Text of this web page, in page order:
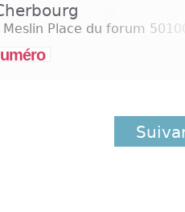
Place du forum